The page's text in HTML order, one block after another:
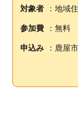
対象者 ：地域
参加費 ：無料
申込み ：鹿屋